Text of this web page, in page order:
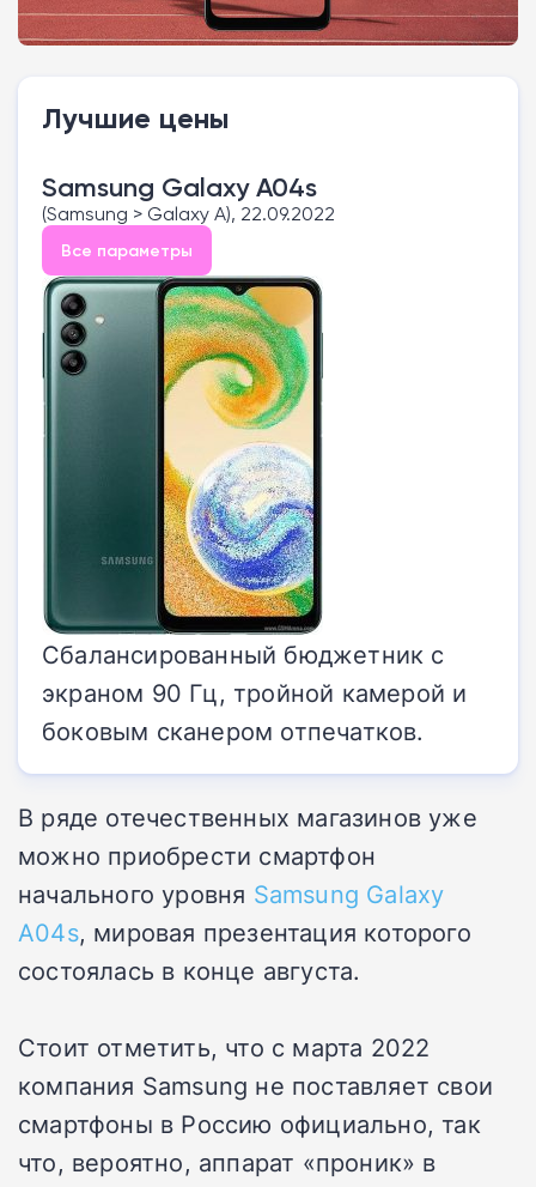
Лучшие цены
Samsung Galaxy A04s
(Samsung > Galaxy A), 22.09.2022
Все параметры
Сбалансированный бюджетник с
экраном 90 Гц, тройной камерой и
боковым сканером отпечатков.
В ряде отечественных магазинов уже
можно приобрести смартфон
начального уровня Samsung Galaxy
A04s, мировая презентация которого
состоялась в конце августа.
Стоит отметить, что с марта 2022
компания Samsung не поставляет свои
смартфоны в Россию официально, так
что, вероятно, аппарат «проник» в